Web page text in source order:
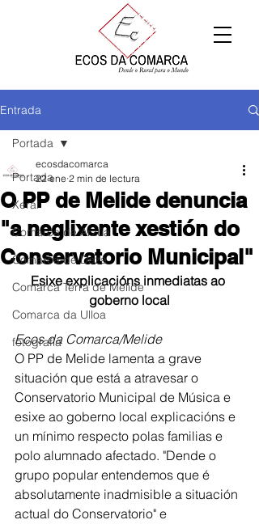
Entrada
Portada
Xeral
Comarca de Arzúa
Comarca de Deza
Comarca Terra de Melide
Comarca da Ulloa
fotografía
Portada
O PP de Melide denuncia
"a neglixente xestión do
Conservatorio Municipal"
ecosdacomarca
22 ene 2 min de lectura
Esixe explicacións inmediatas ao
goberno local
Ecos da Comarca/Melide
O PP de Melide lamenta a grave
situación que está a atravesar o
Conservatorio Municipal de Música e
esixe ao goberno local explicacións e
un mínimo respecto polas familias e
polo alumnado afectado. "Dende o
grupo popular entendemos que é
absolutamente inadmisible a situación
actual do Conservatorio" e